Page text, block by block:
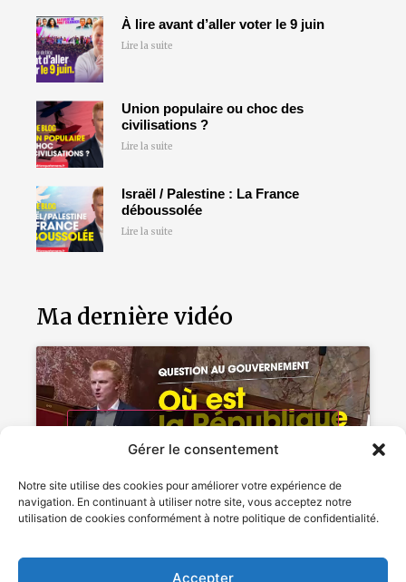
Gérer le consentement
Notre site utilise des cookies pour améliorer votre expérience de
navigation. En continuant à utiliser notre site, vous acceptez notre
utilisation de cookies conformément à notre politique de confidentialité.
Accepter
À lire avant d’aller voter le 9 juin
Lire la suite
Union populaire ou choc des
civilisations ?
Lire la suite
Israël / Palestine : La France
déboussolée
Lire la suite
Ma dernière vidéo
Cliquez pour accepter les cookies
marketing et activer ce contenu